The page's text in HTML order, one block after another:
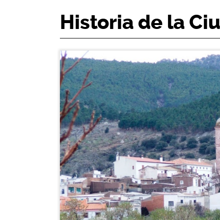
Historia de la